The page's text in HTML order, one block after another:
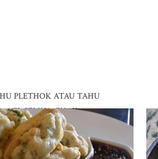
PLETHOK ATAU TAHU
ACI..SEMUA..ENAK..